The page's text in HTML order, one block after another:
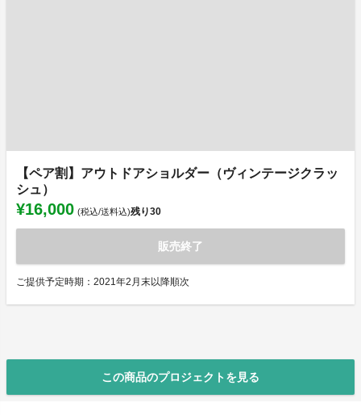
【ペア割】アウトドアショルダー（ヴィンテージクラッ
シュ）
¥16,000 (税込/送料込)残り30
販売終了
ご提供予定時期：2021年2月末以降順次
この商品のプロジェクトを見る